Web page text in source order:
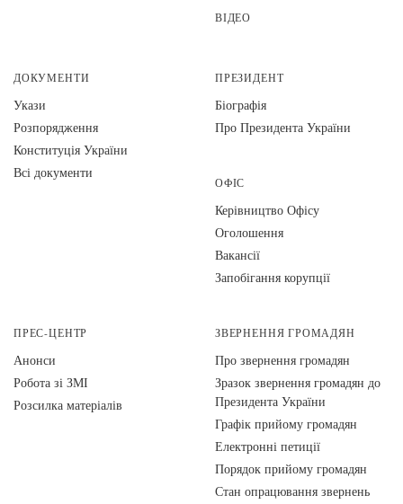
ВІДЕО
ДОКУМЕНТИ
Укази
Розпорядження
Конституція України
Всі документи
ПРЕЗИДЕНТ
Біографія
Про Президента України
ОФІС
Керівництво Офісу
Оголошення
Вакансії
Запобігання корупції
ПРЕС-ЦЕНТР
Анонси
Робота зі ЗМІ
Розсилка матеріалів
ЗВЕРНЕННЯ ГРОМАДЯН
Про звернення громадян
Зразок звернення громадян до
Президента України
Графік прийому громадян
Електронні петиції
Порядок прийому громадян
Стан опрацювання звернень